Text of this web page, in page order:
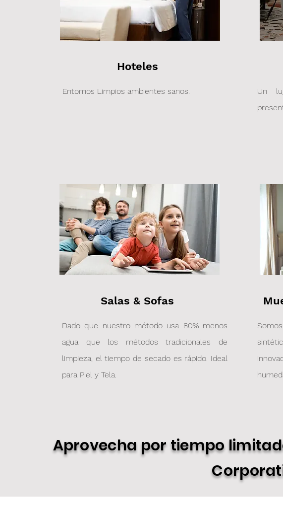
Hoteles
Entornos Limpios ambientes sanos.
Un
Llámanos: 984 449 2102
Salas & Sofas
Dado que nuestro método usa 80% menos
agua que los métodos tradicionales de
limpieza, el tiempo de secado es rápido. Ideal
para Piel y Tela.
Aprovecha por tiempo